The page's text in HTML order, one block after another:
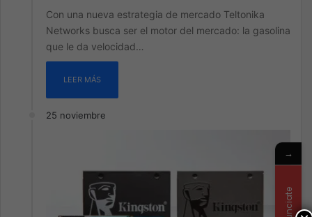
Con una nueva estrategia de mercado Teltonika
Networks busca ser el motor del mercado: la gasolina
que le da velocidad…
LEER MÁS
25 noviembre
→